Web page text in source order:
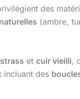
des
(ambre,
strass et cuir vieilli,
incluant des